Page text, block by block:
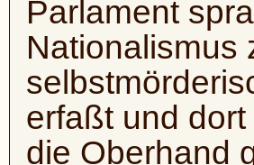
Parlament
Nationalismus
erfaßt und
die Oberhand